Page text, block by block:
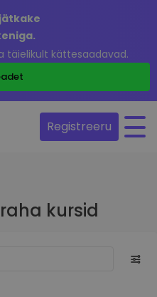
täielikult kättesaadavad.
Registreeru
kursid